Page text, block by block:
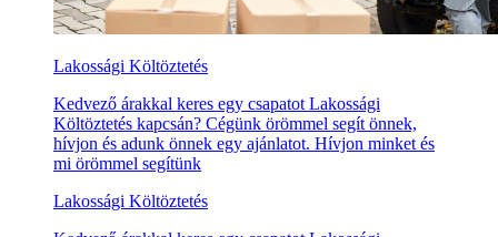
Lakossági Költöztetés
Kedvező árakkal keres egy csapatot Lakossági
Költöztetés kapcsán? Cégünk örömmel segít önnek,
hívjon és adunk önnek egy ajánlatot. Hívjon minket és
mi örömmel segítünk
Lakossági Költöztetés